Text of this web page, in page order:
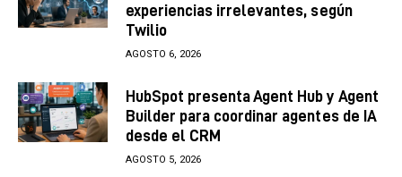
experiencias irrelevantes, según
Twilio
AGOSTO 6, 2026
HubSpot presenta Agent Hub y Agent
Builder para coordinar agentes de IA
desde el CRM
AGOSTO 5, 2026